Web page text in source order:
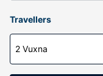
Travellers
2 Vuxna